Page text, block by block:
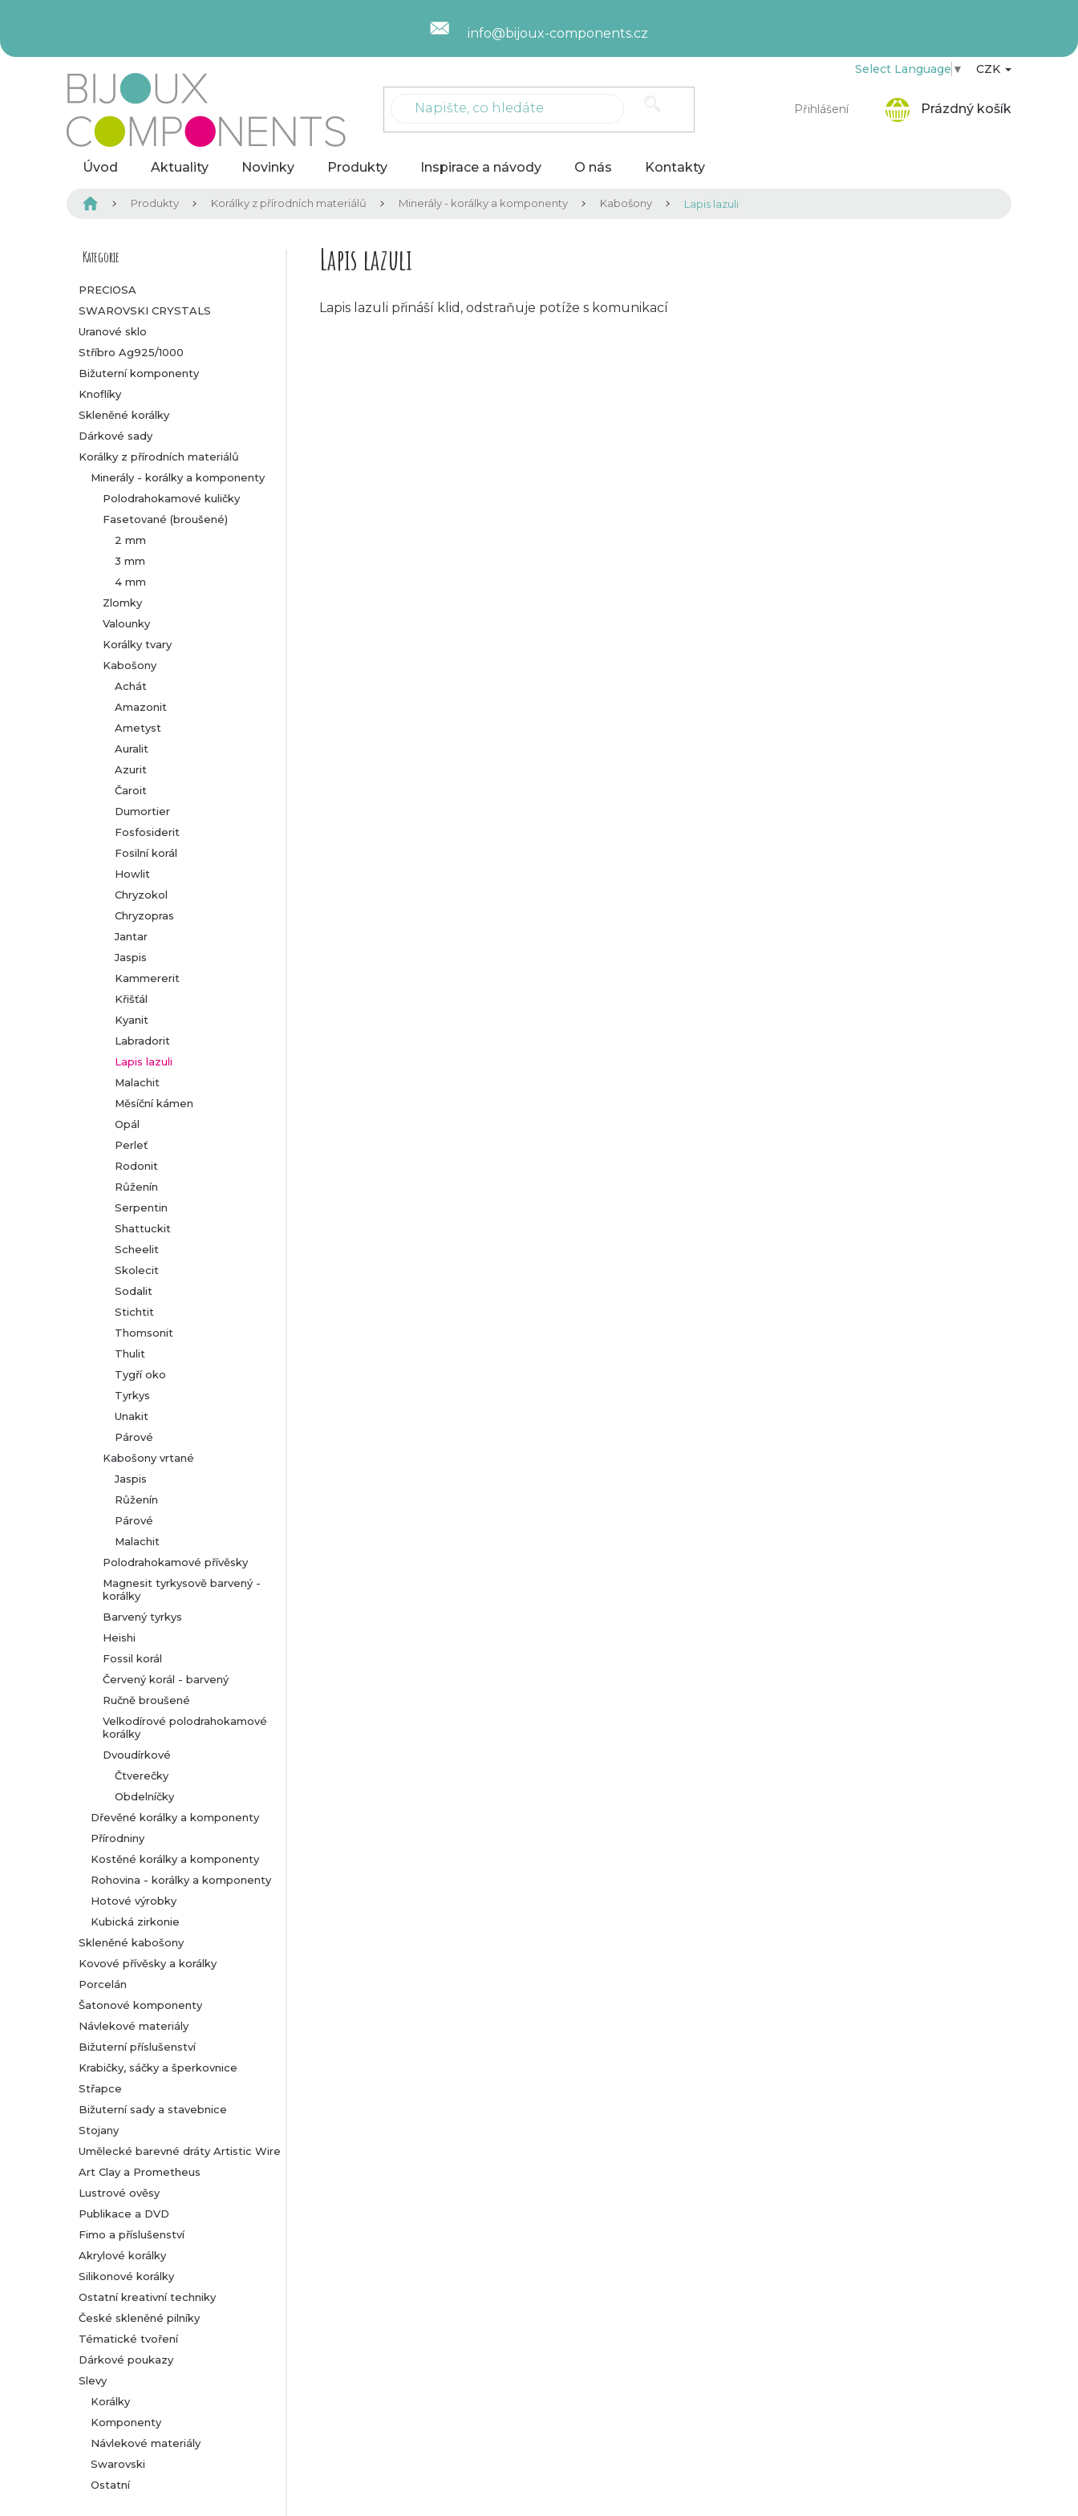
info@bijoux-components.cz
Přihlášení
Select Language ▼ CZK
Prázdný košík
Úvod Aktuality Novinky Produkty Inspirace a návody O nás Kontakty
Domů Produkty Korálky z přírodních materiálů Minerály - korálky a komponenty Kabošony Lapis lazuli
P
o
s
t
r
a
n
Přeskočit
Kategorie
PRECIOSA
SWAROVSKI CRYSTALS
Uranové sklo
Stříbro Ag925/1000
Bižuterní komponenty
Knoflíky
Skleněné korálky
Dárkové sady
Korálky z přírodních materiálů
Minerály - korálky a komponenty
Polodrahokamové kuličky
Fasetované (broušené)
2 mm
3 mm
4 mm
Zlomky
Valounky
Korálky tvary
Kabošony
Achát
Amazonit
Ametyst
Auralit
Azurit
Čaroit
Dumortier
Fosfosiderit
Fosilní korál
Howlit
Chryzokol
Chryzopras
Jantar
Jaspis
Kammererit
Křišťál
Kyanit
Labradorit
Lapis lazuli
Malachit
Měsíční kámen
Opál
Perleť
Rodonit
Růženín
Serpentin
Shattuckit
Scheelit
Skolecit
Sodalit
Stichtit
Thomsonit
Thulit
Tygří oko
Tyrkys
Unakit
Párové
Kabošony vrtané
Jaspis
Růženín
Párové
Malachit
Polodrahokamové přívěsky
Magnesit tyrkysově barvený -
korálky
Barvený tyrkys
Heishi
Fossil korál
Červený korál - barvený
Ručně broušené
Velkodírové polodrahokamové
korálky
Dvoudírkové
Čtverečky
Obdelníčky
Dřevěné korálky a komponenty
Přírodniny
Kostěné korálky a komponenty
Rohovina - korálky a komponenty
Hotové výrobky
Kubická zirkonie
Skleněné kabošony
Kovové přívěsky a korálky
Porcelán
Šatonové komponenty
Návlekové materiály
Bižuterní příslušenství
Krabičky, sáčky a šperkovnice
Střapce
Bižuterní sady a stavebnice
Stojany
Umělecké barevné dráty Artistic Wire
Art Clay a Prometheus
Lustrové ověsy
Publikace a DVD
Fimo a příslušenství
Akrylové korálky
Silikonové korálky
Ostatní kreativní techniky
České skleněné pilníky
Tématické tvoření
Dárkové poukazy
Slevy
Korálky
Komponenty
Návlekové materiály
Swarovski
Ostatní
Lapis lazuli
Lapis lazuli přináší klid, odstraňuje potíže s komunikací